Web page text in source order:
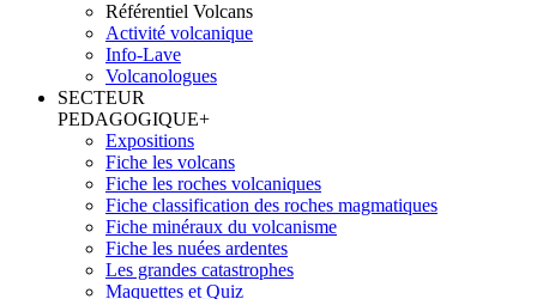
Référentiel Volcans
Activité volcanique
Info-Lave
Volcanologues
SECTEUR
PEDAGOGIQUE+
Expositions
Fiche les volcans
Fiche les roches volcaniques
Fiche classification des roches magmatiques
Fiche minéraux du volcanisme
Fiche les nuées ardentes
Les grandes catastrophes
Maquettes et Quiz